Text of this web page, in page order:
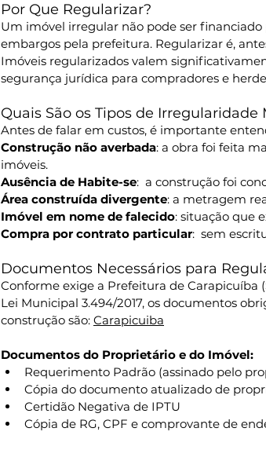
Por Que Regularizar?
Um imóvel irregular não pode ser
embargos pela prefeitura. Regularizar é,
Imóveis regularizados valem
segurança jurídica para compradores e
Quais São os Tipos de Irregularidade
Antes de falar em custos, é importante
Construção não averbada: a obra foi feita
imóveis.
Ausência de Habite-se:  a construção foi
Área construída divergente: a metragem
Imóvel em nome de falecido: situação que
Compra por contrato particular:  sem
Documentos Necessários para
Conforme exige a Prefeitura de Carapicuíba
Lei Municipal 3.494/2017, os documentos
construção são: Carapicuiba
Documentos do Proprietário e do Imóvel:
Requerimento Padrão (assinado pelo
Cópia do documento atualizado de
Certidão Negativa de IPTU
Cópia de RG, CPF e comprovante de